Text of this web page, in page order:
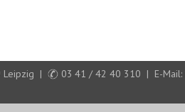
Leipzig | 03 41 / 42 40 310 | E-Mail: